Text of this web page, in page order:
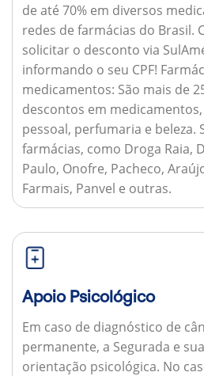
de até 70% em diversos
redes de farmácias do Brasil.
solicitar o desconto via
informando o seu CPF!
medicamentos: São mais de
descontos em
pessoal, perfumaria e beleza.
farmácias, como Droga Raia,
Paulo, Onofre, Pacheco,
Farmais, Panvel e outras.
Apoio Psicológico
Em caso de diagnóstico de
permanente, a Segurada e
orientação psicológica. No